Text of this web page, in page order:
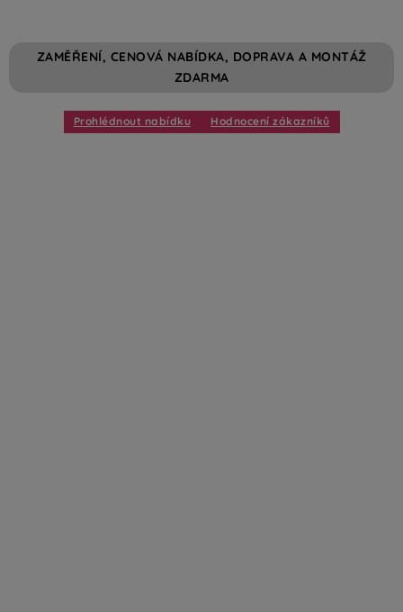
ZAMĚŘENÍ, CENOVÁ NABÍDKA, DOPRAVA A MONTÁŽ
ZDARMA
Prohlédnout nabídku Hodnocení zákazníků